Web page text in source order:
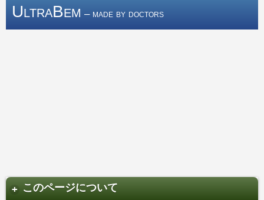
UltraBem – made by doctors
+ このページについて